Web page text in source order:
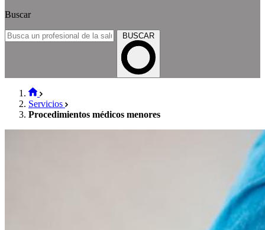
Buscar
BUSCAR
Servicios
Procedimientos médicos menores